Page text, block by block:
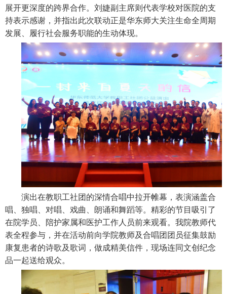
展开更深度的跨界合作。刘婕副主席则代表学校对医院的支
持表示感谢，并指出此次联动正是华东师大关注生命全周期
发展、履行社会服务职能的生动体现。
演出在教职工社团的深情合唱中拉开帷幕，表演涵盖合
唱、独唱、对唱、戏曲、朗诵和舞蹈等。精彩的节目吸引了
在院学员、陪护家属和医护工作人员前来观看。我院教师代
表全程参与，并在活动前向学院教师及合唱团团员征集鼓励
康复患者的诗歌及歌词，做成精美信件，现场连同文创纪念
品一起送给观众。